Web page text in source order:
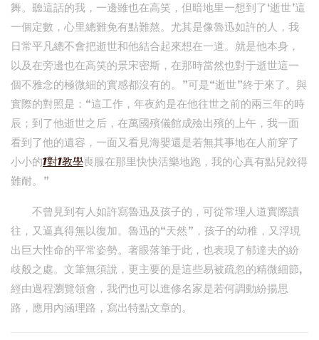
舞。聽這話的我，一邊雖也在高笑，但暗地里一想到了‘逝世’這
一個定數，心里總難免有點難熬。尤其是像魯迅如許的人，我
日常平凡總不會把逝世和他結合起來想在一道。就是他本身，
以及在旁邊也在高笑的景宋密斯，在那時當然也對于逝世這一
個不雅念的極微細的實感都沒有的。”可是“逝世”終于來了。與
實際的對照是：“這工作，年夜約是在他往世之前的兩三年的時
辰；到了他逝世之后，在萬國殯儀館成殮出殯的上午，我一面
看到了他的遺容，一面又看見海嬰還是若無其事地在人前穿了
小小的1對1教學喪服在那里快快活樂地跑，我的心真有點兒鉸得
難耐。”
不曾見到有人如許寫魯迅及孩子的，可從常理人道實際讀
往，又逼真得無以復加。魯迅的“天然”，孩子的幼稚，又浮現
出巨大性命的平常姿勢。著眼落筆于此，也表現了郁達夫的紛
歧般之處。文筆無須說，更主要的是這些易被疏忽的精微細節,
經由過程瀏覽領會，我們也可以進修名家是若何調動紛揚思
路，應用內涵理路，寫出特點文章的。